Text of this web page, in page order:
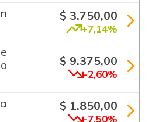
$ 3.750,00
+7,14%
$ 9.375,00
-2,60%
$ 1.850,00
-7,50%